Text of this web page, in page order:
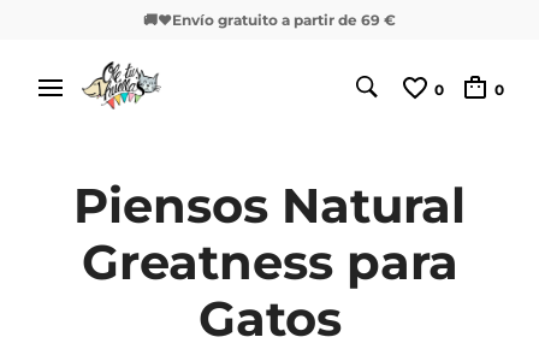
🚚❤️Envío gratuito a partir de 69 €
0 0
Piensos Natural
Greatness para
Gatos